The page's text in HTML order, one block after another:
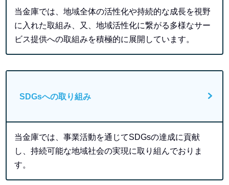
当金庫では、地域全体の活性化や持続的な成長を視野
に入れた取組み、又、地域活性化に繋がる多様なサー
ビス提供への取組みを積極的に展開しています。
SDGsへの取り組み
当金庫では、事業活動を通じてSDGsの達成に貢献
し、持続可能な地域社会の実現に取り組んでおりま
す。